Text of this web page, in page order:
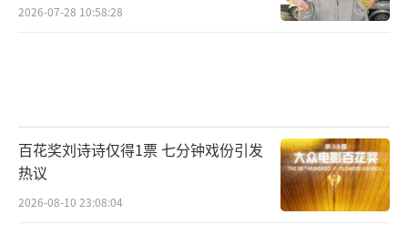
2026-07-28 10:58:28
百花奖刘诗诗仅得1票 七分钟戏份引发
热议
2026-08-10 23:08:04